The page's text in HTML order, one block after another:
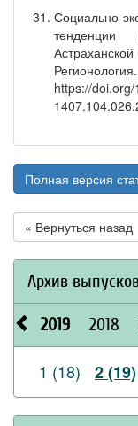
Социально-
https://
Полная версия
« Вернуться назад
Архив
2019 2018
1 (18) 2 (19)